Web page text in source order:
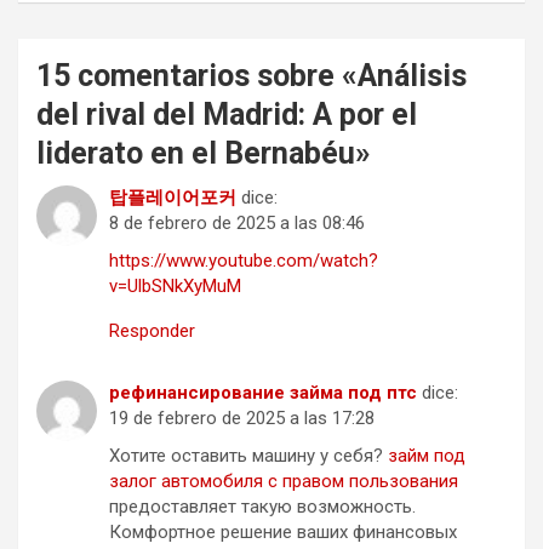
15 comentarios sobre «Análisis
del rival del Madrid: A por el
liderato en el Bernabéu»
탑플레이어포커 dice:
8 de febrero de 2025 a las 08:46
https://www.youtube.com/watch?
v=UlbSNkXyMuM
Responder
рефинансирование займа под птс dice:
19 de febrero de 2025 a las 17:28
Хотите оставить машину у себя? займ под
залог автомобиля с правом пользования
предоставляет такую возможность.
Комфортное решение ваших финансовых